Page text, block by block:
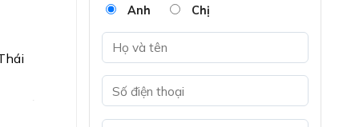
Anh Chị
giảm